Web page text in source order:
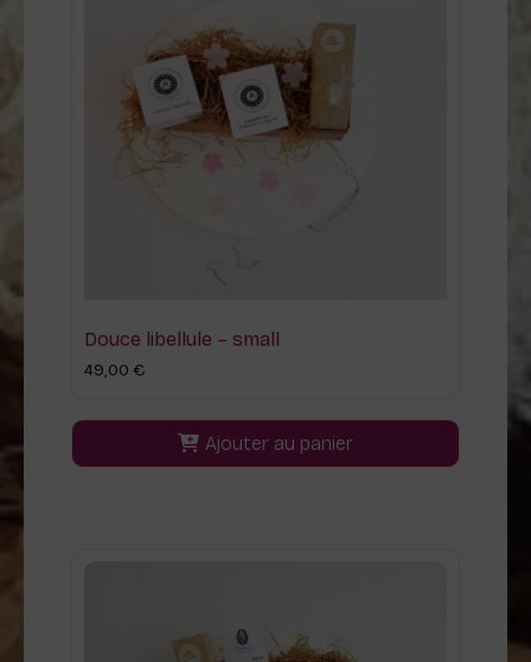
Douce libellule – small
49,00 €
Ajouter au panier